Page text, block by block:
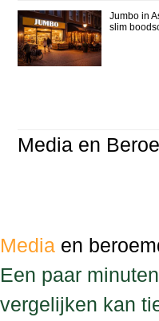
Jumbo in
slim
Media en
Media en
Een paar
vergelijken kan